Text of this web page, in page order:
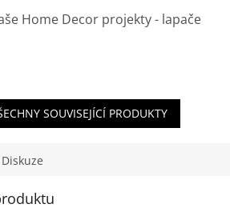
Home Decor projekty - lapače
SOUVISEJÍCÍ PRODUKTY
Diskuze